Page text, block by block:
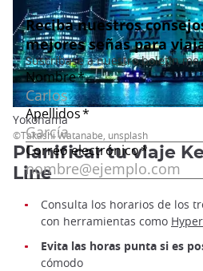
Yokohama
©Takashi Watanabe, unsplash
Planificar tu viaje
Line
Consulta los horarios de los
con herramientas como
Evita las horas punta si es
cómodo